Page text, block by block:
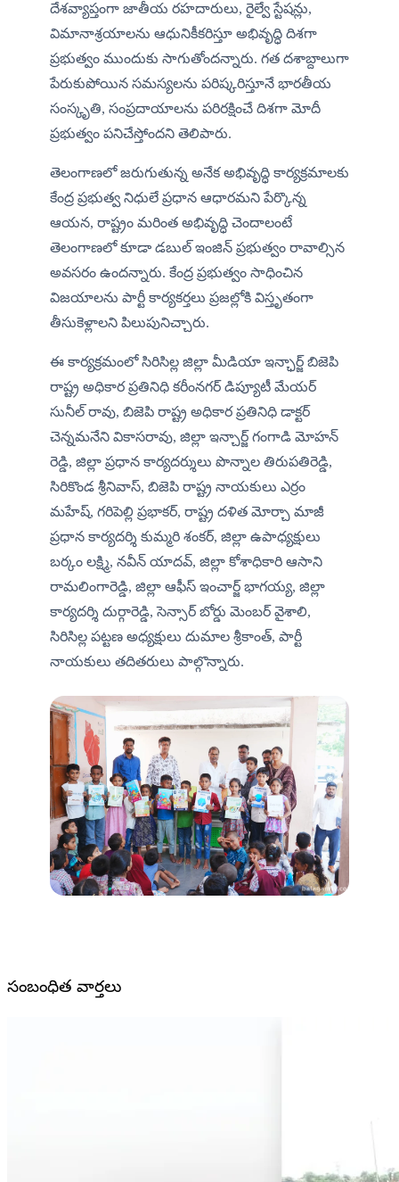
దేశవ్యాప్తంగా జాతీయ రహదారులు, రైల్వే స్టేషన్లు,
విమానాశ్రయాలను ఆధునికీకరిస్తూ అభివృద్ధి దిశగా
ప్రభుత్వం ముందుకు సాగుతోందన్నారు. గత దశాబ్దాలుగా
పేరుకుపోయిన సమస్యలను పరిష్కరిస్తూనే భారతీయ
సంస్కృతి, సంప్రదాయాలను పరిరక్షించే దిశగా మోదీ
ప్రభుత్వం పనిచేస్తోందని తెలిపారు.
తెలంగాణలో జరుగుతున్న అనేక అభివృద్ధి కార్యక్రమాలకు
కేంద్ర ప్రభుత్వ నిధులే ప్రధాన ఆధారమని పేర్కొన్న
ఆయన, రాష్ట్రం మరింత అభివృద్ధి చెందాలంటే
తెలంగాణలో కూడా డబుల్ ఇంజిన్ ప్రభుత్వం రావాల్సిన
అవసరం ఉందన్నారు. కేంద్ర ప్రభుత్వం సాధించిన
విజయాలను పార్టీ కార్యకర్తలు ప్రజల్లోకి విస్తృతంగా
తీసుకెళ్లాలని పిలుపునిచ్చారు.
ఈ కార్యక్రమంలో సిరిసిల్ల జిల్లా మీడియా ఇన్ఛార్జ్ బిజెపి
రాష్ట్ర అధికార ప్రతినిధి కరీంనగర్ డిప్యూటీ మేయర్
సునీల్ రావు, బిజెపి రాష్ట్ర అధికార ప్రతినిధి డాక్టర్
చెన్నమనేని వికాసరావు, జిల్లా ఇన్చార్జ్ గంగాడి మోహన్
రెడ్డి, జిల్లా ప్రధాన కార్యదర్శులు పొన్నాల తిరుపతిరెడ్డి,
సిరికొండ శ్రీనివాస్, బిజెపి రాష్ట్ర నాయకులు ఎర్రం
మహేష్, గరిపెల్లి ప్రభాకర్, రాష్ట్ర దళిత మోర్చా మాజీ
ప్రధాన కార్యదర్శి కుమ్మరి శంకర్, జిల్లా ఉపాధ్యక్షులు
బర్కం లక్ష్మి, నవీన్ యాదవ్, జిల్లా కోశాధికారి ఆసాని
రామలింగారెడ్డి, జిల్లా ఆఫీస్ ఇంచార్జ్ భాగయ్య, జిల్లా
కార్యదర్శి దుర్గారెడ్డి, సెన్సార్ బోర్డు మెంబర్ వైశాలి,
సిరిసిల్ల పట్టణ అధ్యక్షులు దుమాల శ్రీకాంత్, పార్టీ
నాయకులు తదితరులు పాల్గొన్నారు.
సంబంధిత వార్తలు